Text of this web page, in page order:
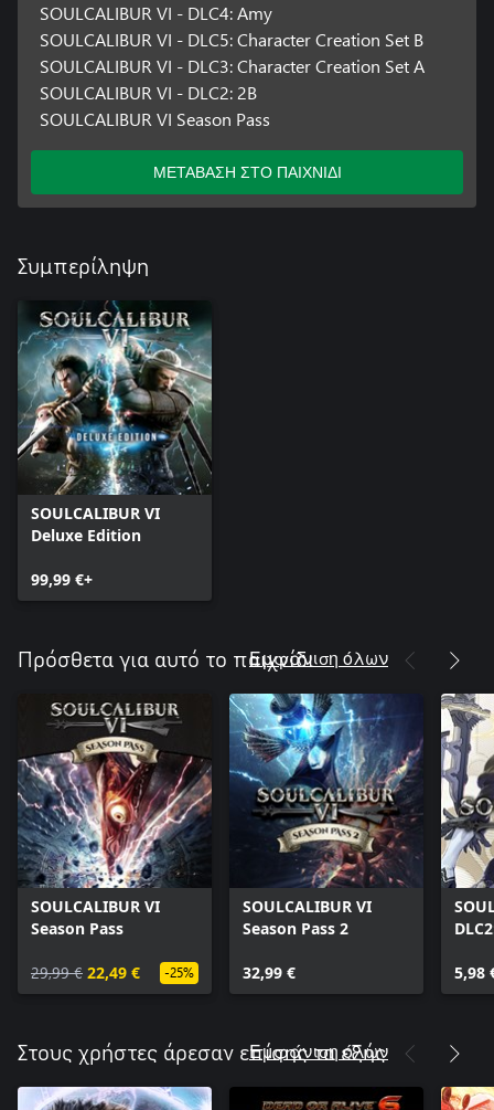
SOULCALIBUR VI - DLC4: Amy
SOULCALIBUR VI - DLC5: Character Creation Set B
SOULCALIBUR VI - DLC3: Character Creation Set A
SOULCALIBUR VI - DLC2: 2B
SOULCALIBUR VI Season Pass
ΜΕΤΑΒΑΣΗ ΣΤΟ ΠΑΙΧΝΙΔΙ
Συμπερίληψη
SOULCALIBUR VI
Deluxe Edition
99,99 €+
Πρόσθετα για αυτό το παιχνίδιΕμφάνιση όλων
SOULCALIBUR VI
Season Pass
29,99 € 22,49 € -25%
SOULCALIBUR VI
Season Pass 2
32,99 € 5,98
Στους χρήστες άρεσαν επίσης τα εξής
Εμφάνιση όλων